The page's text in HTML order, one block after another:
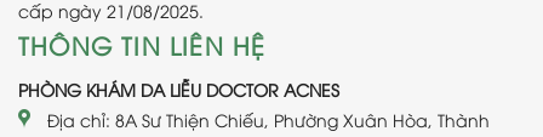
cấp ngày 21/08/2025.
THÔNG TIN LIÊN HỆ
PHÒNG KHÁM DA LIỄU DOCTOR ACNES
Địa chỉ: 8A Sư Thiện Chiếu, Phường Xuân Hòa, Thành